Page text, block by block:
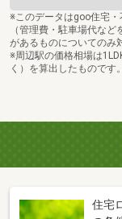
※このデータはgoo住宅
（管理費・駐車場代な
があるものについてのみ
※周辺駅の価格相場は
く）を算出したものです。
住宅